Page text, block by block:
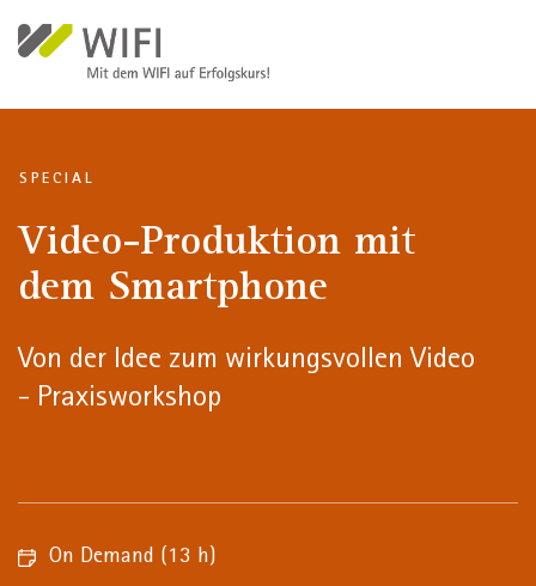
SPECIAL
Video-Produktion mit
dem Smartphone
Von der Idee zum wirkungsvollen Video
- Praxisworkshop
On Demand (13 h)